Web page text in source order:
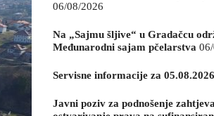
06/08/2026
Na „Sajmu šljive“ u Gradačcu
Međunarodni sajam pčelarstva
Servisne informacije za
Javni poziv za podnošenje